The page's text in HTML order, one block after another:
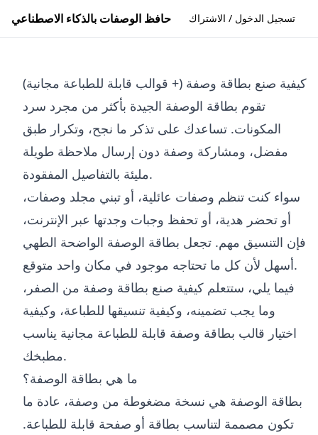
حافظ الوصفات بالذكاء الاصطناعي تسجيل الدخول / الاشتراك
كيفية صنع بطاقة وصفة (+ قوالب قابلة للطباعة مجانية)
تقوم بطاقة الوصفة الجيدة بأكثر من مجرد سرد
المكونات. تساعدك على تذكر ما نجح، وتكرار طبق
مفضل، ومشاركة وصفة دون إرسال ملاحظة طويلة
مليئة بالتفاصيل المفقودة.
سواء كنت تنظم وصفات عائلية، أو تبني مجلد وصفات،
أو تحضر هدية، أو تحفظ وجبات وجدتها عبر الإنترنت،
فإن التنسيق مهم. تجعل بطاقة الوصفة الواضحة الطهي
أسهل لأن كل ما تحتاجه موجود في مكان واحد متوقع.
فيما يلي، ستتعلم كيفية صنع بطاقة وصفة من الصفر،
وما يجب تضمينه، وكيفية تنسيقها للطباعة، وكيفية
اختيار قالب بطاقة وصفة قابلة للطباعة مجانية يناسب
مطبخك.
ما هي بطاقة الوصفة؟
بطاقة الوصفة هي نسخة مضغوطة من وصفة، عادة ما
تكون مصممة لتناسب بطاقة أو صفحة قابلة للطباعة.